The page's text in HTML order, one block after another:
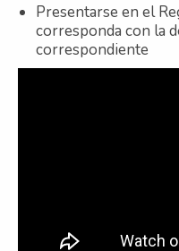
Presentarse en el
corresponda con la
correspondiente